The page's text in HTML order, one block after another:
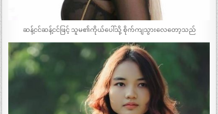
ဆန့်ငင်ဆန့်ငင်ဖြင့် သူမ၏ကိုယ်ပေါ်သို့ စိုက်ကျသွားလေတော့သည်